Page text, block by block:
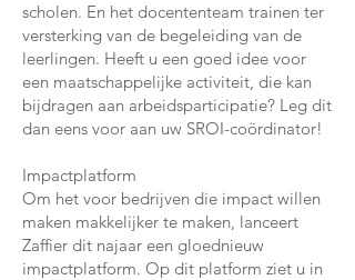
scholen. En het docententeam trainen ter
versterking van de begeleiding van de
leerlingen. Heeft u een goed idee voor
een maatschappelijke activiteit, die kan
bijdragen aan arbeidsparticipatie? Leg dit
dan eens voor aan uw SROI-coördinator!
Impactplatform
Om het voor bedrijven die impact willen
maken makkelijker te maken, lanceert
Zaffier dit najaar een gloednieuw
impactplatform. Op dit platform ziet u in